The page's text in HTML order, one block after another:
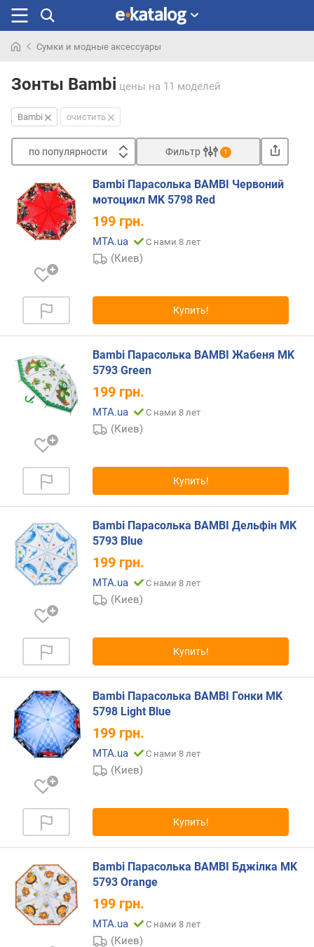
раньше
Сумки и модные аксессуары
Зонты Bambi цены на 11 моделей
Bambi очистить
по популярности
п
о
п
о
у
л
я
н
с
т
и
д
ш
х
к
д
о
о
г
и
о
т
д
о
р
о
и
к
е
в
ы
м
Фильтр 1
Bambi Парасолька BAMBI Червоний
мотоцикл MK 5798 Red
199 грн.
MTA.ua С нами 8 лет
(Киев)
Купить!
Bambi Парасолька BAMBI Жабеня MK
5793 Green
199 грн.
MTA.ua С нами 8 лет
(Киев)
Купить!
Bambi Парасолька BAMBI Дельфін MK
5793 Blue
199 грн.
MTA.ua С нами 8 лет
(Киев)
Купить!
Bambi Парасолька BAMBI Гонки MK
5798 Light Blue
199 грн.
MTA.ua С нами 8 лет
(Киев)
Купить!
Bambi Парасолька BAMBI Бджілка MK
5793 Orange
199 грн.
MTA.ua С нами 8 лет
(Киев)